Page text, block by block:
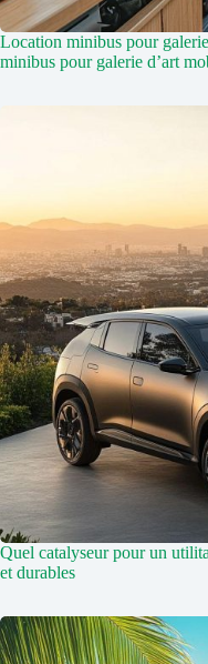
Location minibus pour
minibus pour galerie d’art
Quel catalyseur pour un
et durables